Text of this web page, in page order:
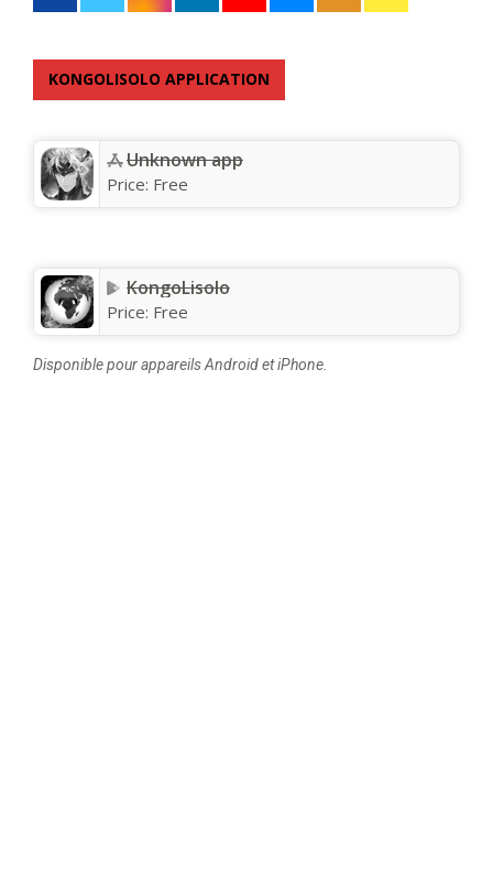
KONGOLISOLO APPLICATION
Unknown app
Price: Free
KongoLisolo
Price: Free
Disponible pour appareils Android et iPhone.